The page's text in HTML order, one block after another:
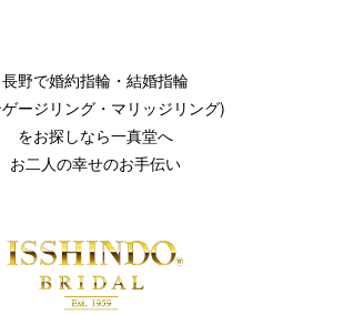
長野で婚約指輪・結婚指輪
ージリング・マリッジリング)
をお探しなら一真堂へ
お二人の幸せのお手伝い